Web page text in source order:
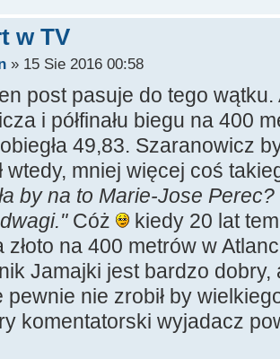
w TV
» 15 Sie 2016 00:58
post pasuje do tego
i półfinału biegu na 400
49,83. Szaranowicz
wtedy, mniej więcej coś
by na to Marie-Jose Perec?
Cóż
kiedy 20 lat
złoto na 400 metrów w
Jamajki jest bardzo dobry,
pewnie nie zrobił by
komentatorski wyjadacz